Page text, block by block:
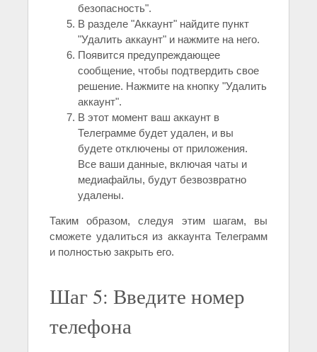
безопасность".
В разделе "Аккаунт" найдите пункт
"Удалить аккаунт" и нажмите на него.
Появится предупреждающее
сообщение, чтобы подтвердить свое
решение. Нажмите на кнопку "Удалить
аккаунт".
В этот момент ваш аккаунт в
Телеграмме будет удален, и вы
будете отключены от приложения.
Все ваши данные, включая чаты и
медиафайлы, будут безвозвратно
удалены.
Таким образом, следуя этим шагам, вы
сможете удалиться из аккаунта Телеграмм
и полностью закрыть его.
Шаг 5: Введите номер
телефона